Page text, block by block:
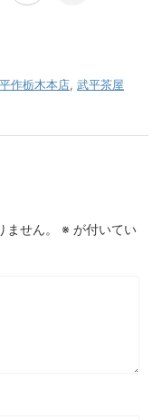
作栃木本店, 武平茶屋
せん。 ※ が付いてい